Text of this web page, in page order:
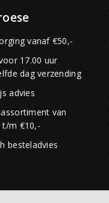
vanaf €50,-
17.00 uur
dag verzending
advies
van
t/m €10,-
besteladvies